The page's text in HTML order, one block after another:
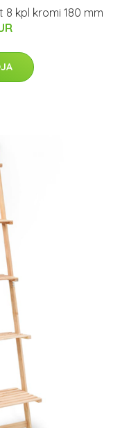
kpl kromi 180 mm